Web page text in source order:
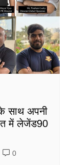
साथ अपनी
में लेजेंड90
0